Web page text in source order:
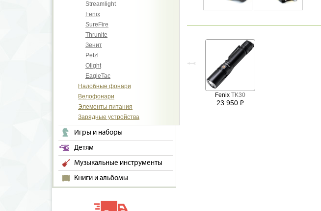
Streamlight
Fenix
SureFire
Thrunite
Зенит
Petzl
Olight
EagleTac
Налобные фонари
Велофонари
Элементы питания
Зарядные устройства
Игры и наборы
Детям
Музыкальные инструменты
Книги и альбомы
Fenix TK30
23 950 i